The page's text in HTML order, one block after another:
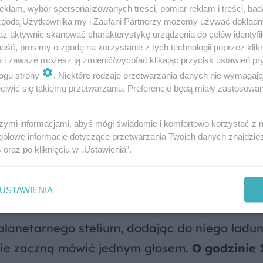
jest jak prąd rzeczny - możesz z nim
niekontrolowany wir. Wybór należy do
w oceanie emocji
Księżyc, znajduje się dziś w
astrologii nazywamy tostopniem
wielkim finałem. Emocje sięgają
To właśnie dziś możesz poczuć nagłe
po prostu poczuć, że "to jest ten
stelium, dodając do niego
zaczną mówić jednym głosem. O godzinie
wybór spersonalizowanych treści, pomiar reklam i treści,
Użytkownika my i Zaufani Partnerzy możemy używać
aktywnie skanować charakterystykę urządzenia do celów
prosimy o zgodę na korzystanie z tych technologii poprzez
i zawsze możesz ją zmienić/wycofać klikając przycisk ustawień
strony
. Niektóre rodzaje przetwarzania danych nie
się takiemu przetwarzaniu. Preferencje będą miały
informacjami, abyś mógł świadomie i komfortowo korzystać z
informacje dotyczące przetwarzania Twoich danych
oraz po kliknięciu w „Ustawienia”.
USTAWIENIA